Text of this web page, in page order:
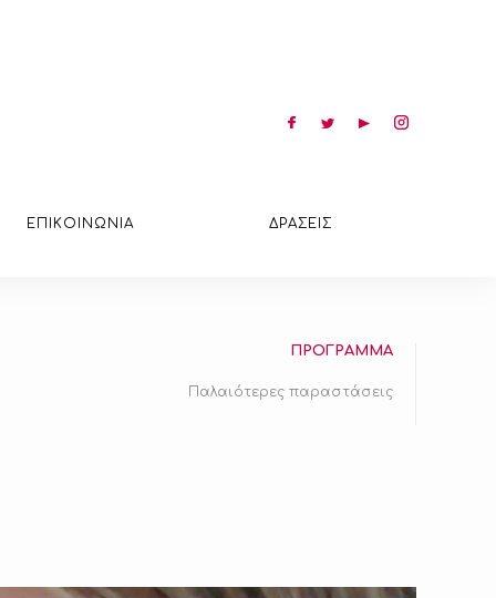
ΕΠΙΚΟΙΝΩΝΙΑ ΔΡΑΣΕΙΣ
ΠΡΟΓΡΑΜΜΑ
Παλαιότερες παραστάσεις